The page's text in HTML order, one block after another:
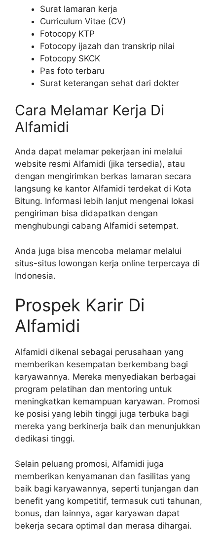
Surat lamaran kerja
Curriculum Vitae (CV)
Fotocopy KTP
Fotocopy ijazah dan transkrip nilai
Fotocopy SKCK
Pas foto terbaru
Surat keterangan sehat dari dokter
Cara Melamar Kerja Di
Alfamidi
Anda dapat melamar pekerjaan ini melalui
website resmi Alfamidi (jika tersedia), atau
dengan mengirimkan berkas lamaran secara
langsung ke kantor Alfamidi terdekat di Kota
Bitung. Informasi lebih lanjut mengenai lokasi
pengiriman bisa didapatkan dengan
menghubungi cabang Alfamidi setempat.
Anda juga bisa mencoba melamar melalui
situs-situs lowongan kerja online terpercaya di
Indonesia.
Prospek Karir Di
Alfamidi
Alfamidi dikenal sebagai perusahaan yang
memberikan kesempatan berkembang bagi
karyawannya. Mereka menyediakan berbagai
program pelatihan dan mentoring untuk
meningkatkan kemampuan karyawan. Promosi
ke posisi yang lebih tinggi juga terbuka bagi
mereka yang berkinerja baik dan menunjukkan
dedikasi tinggi.
Selain peluang promosi, Alfamidi juga
memberikan kenyamanan dan fasilitas yang
baik bagi karyawannya, seperti tunjangan dan
benefit yang kompetitif, termasuk cuti tahunan,
bonus, dan lainnya, agar karyawan dapat
bekerja secara optimal dan merasa dihargai.